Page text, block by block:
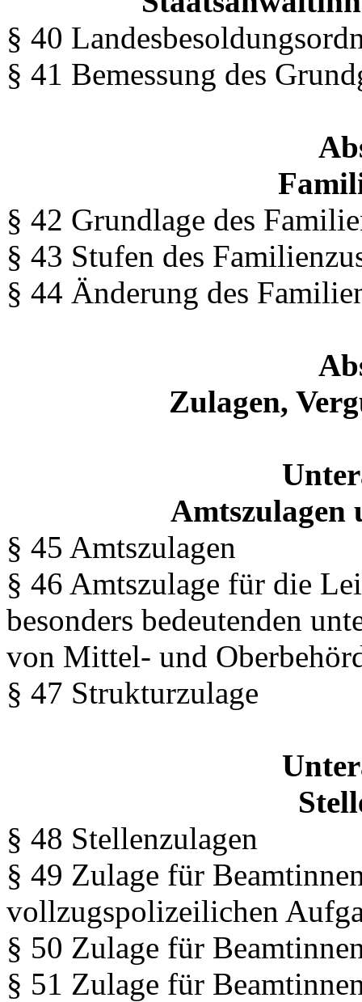
§ 40
§ 41 Bemessung des
§ 42 Grundlage des
§ 43 Stufen des
§ 44 Änderung des
Zulagen,
Amtszulagen
§ 45 Amtszulagen
§ 46 Amtszulage für die
besonders bedeutenden
von Mittel- und
§ 47 Strukturzulage
§ 48 Stellenzulagen
§ 49 Zulage für
vollzugspolizeilichen
§ 50 Zulage für
§ 51 Zulage für